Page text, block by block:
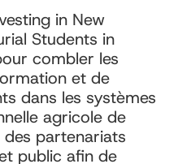
in New
Students in
combler les
et de
dans les systèmes
agricole de
partenariats
public afin de